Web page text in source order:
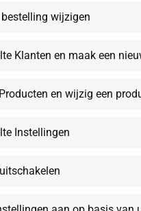
wijzigen
Klanten en maak een
en wijzig een
Instellingen